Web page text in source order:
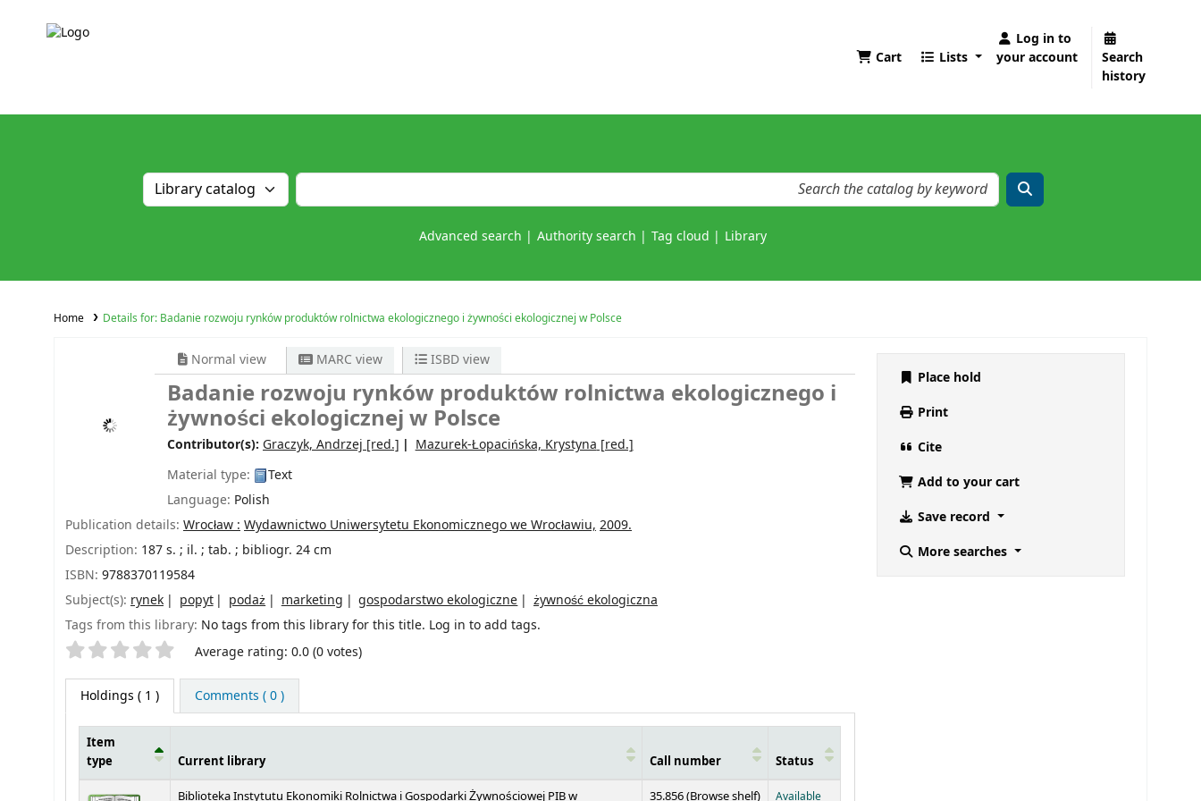
Cart Lists
Log in to
your account
Search
history
Advanced search Authority search Tag cloud Library
Home Details for: Badanie rozwoju rynków produktów rolnictwa ekologicznego i żywności ekologicznej w Polsce
Normal view MARC view ISBD view
Badanie rozwoju rynków produktów rolnictwa ekologicznego i
żywności ekologicznej w Polsce
Contributor(s): Graczyk, Andrzej [red.] Mazurek-Łopacińska, Krystyna [red.]
Material type:
Text
Language: Polish
Publication details: Wrocław : Wydawnictwo Uniwersytetu Ekonomicznego we Wrocławiu, 2009.
Description: 187 s. ; il. ; tab. ; bibliogr. 24 cm
ISBN: 9788370119584
Subject(s): rynek popyt podaż marketing gospodarstwo ekologiczne
żywność ekologiczna
Tags from this library: No tags from this library for this title. Log in to add tags.
Star ratings Average rating: 0.0 (0 votes)
Holdings ( 1 ) Comments ( 0 )
Item
type
Current library Call number Status
Biblioteka Instytutu Ekonomiki Rolnictwa i Gospodarki Żywnościowej PIB w 35.856 (Browse shelf(Opens below)
) Available
Place hold
Print
Cite
Add to your cart
Save record
More searches